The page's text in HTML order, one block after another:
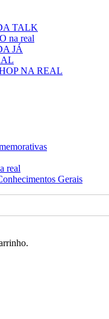
TALK
na real
JÁ
NA REAL
real
Gerais